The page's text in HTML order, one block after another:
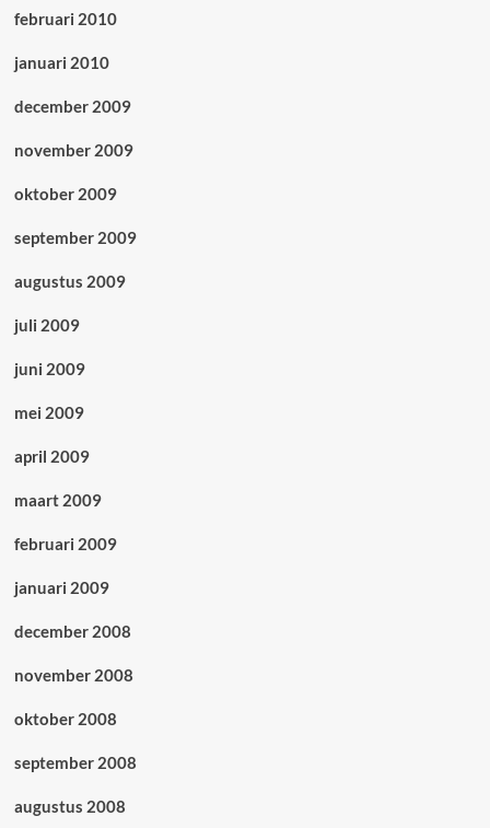
februari 2010
januari 2010
december 2009
november 2009
oktober 2009
september 2009
augustus 2009
juli 2009
juni 2009
mei 2009
april 2009
maart 2009
februari 2009
januari 2009
december 2008
november 2008
oktober 2008
september 2008
augustus 2008